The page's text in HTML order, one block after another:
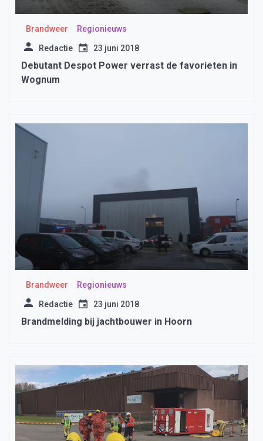
Brandweer Regionieuws
Redactie 23 juni 2018
Debutant Despot Power verrast de favorieten in
Wognum
Brandweer Regionieuws
Redactie 23 juni 2018
Brandmelding bij jachtbouwer in Hoorn